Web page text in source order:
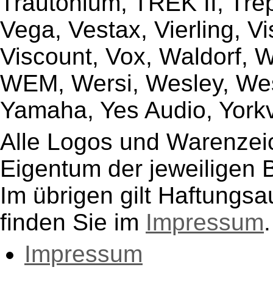
Vega, Vestax, Vierling,
Viscount, Vox, Waldorf,
WEM, Wersi, Wesley,
Yamaha, Yes Audio,
Alle Logos und
Eigentum der jeweiligen
Im übrigen gilt
finden Sie im Impressum.
Impressum